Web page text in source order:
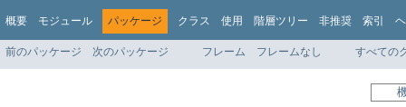
概要 モジュール パッケージ クラス 使用 階層ツリー 非推奨 索引
前のパッケージ 次のパッケージ フレーム フレームなし すべての